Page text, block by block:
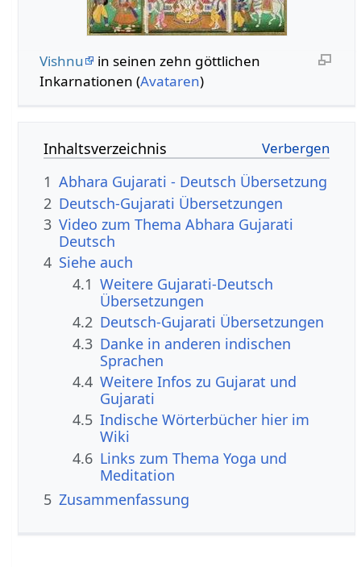
Vishnu
in seinen zehn göttlichen
Inkarnationen (Avataren)
Inhaltsverzeichnis
1 Abhara Gujarati - Deutsch Übersetzung
2 Deutsch-Gujarati Übersetzungen
3 Video zum Thema Abhara Gujarati
Deutsch
4 Siehe auch
4.1 Weitere Gujarati-Deutsch
Übersetzungen
4.2 Deutsch-Gujarati Übersetzungen
4.3 Danke in anderen indischen
Sprachen
4.4 Weitere Infos zu Gujarat und
Gujarati
4.5 Indische Wörterbücher hier im
Wiki
4.6 Links zum Thema Yoga und
Meditation
5 Zusammenfassung